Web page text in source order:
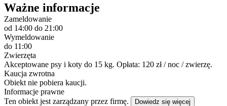
Ważne informacje
Zameldowanie
od 14:00 do 21:00
Wymeldowanie
do 11:00
Zwierzęta
Akceptowane psy i koty do 15 kg. Opłata: 120 zł / noc / zwierzę.
Kaucja zwrotna
Obiekt nie pobiera kaucji.
Informacje prawne
Ten obiekt jest zarządzany przez firmę.
Dowiedz się więcej